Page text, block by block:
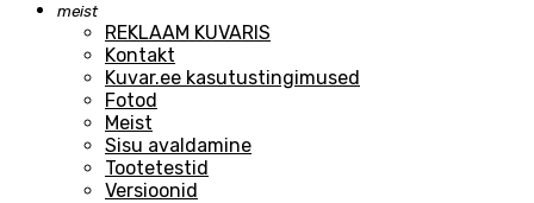
meist
REKLAAM KUVARIS
Kontakt
Kuvar.ee kasutustingimused
Fotod
Meist
Sisu avaldamine
Tootetestid
Versioonid